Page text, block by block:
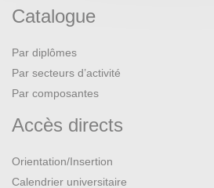
Catalogue
Par diplômes
Par secteurs d’activité
Par composantes
Accès directs
Orientation/Insertion
Calendrier universitaire